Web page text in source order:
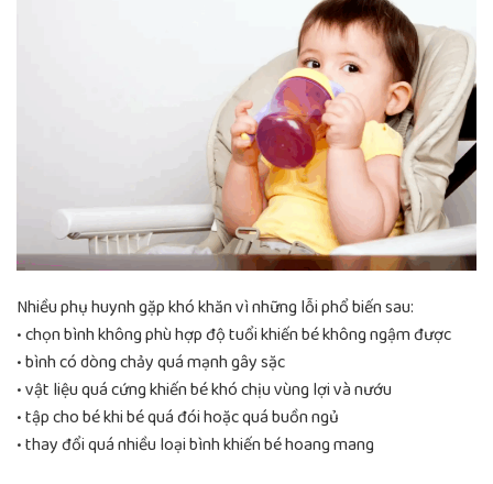
Nhiều phụ huynh gặp khó khăn vì những lỗi phổ biến sau:
• chọn bình không phù hợp độ tuổi khiến bé không ngậm được
• bình có dòng chảy quá mạnh gây sặc
• vật liệu quá cứng khiến bé khó chịu vùng lợi và nướu
• tập cho bé khi bé quá đói hoặc quá buồn ngủ
• thay đổi quá nhiều loại bình khiến bé hoang mang